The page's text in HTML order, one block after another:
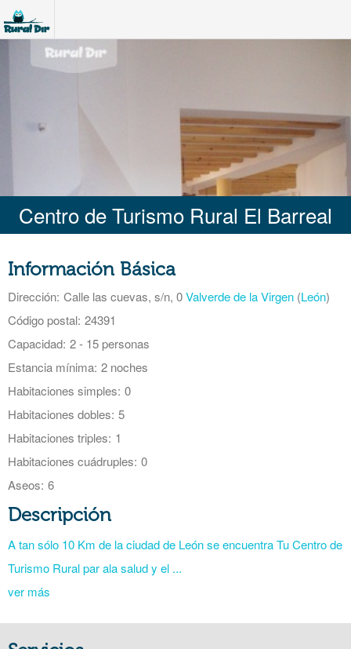
Centro de Turismo Rural El Barreal
Información Básica
Dirección: Calle las cuevas, s/n, 0Valverde de la Virgen (León)
Código postal: 24391
Capacidad: 2 - 15 personas
Estancia mínima: 2 noches
Habitaciones simples: 0
Habitaciones dobles: 5
Habitaciones triples: 1
Habitaciones cuádruples: 0
Aseos: 6
Descripción
A tan sólo 10 Km de la ciudad de León se encuentra Tu Centro de
Turismo Rural par ala salud y el ...
ver más